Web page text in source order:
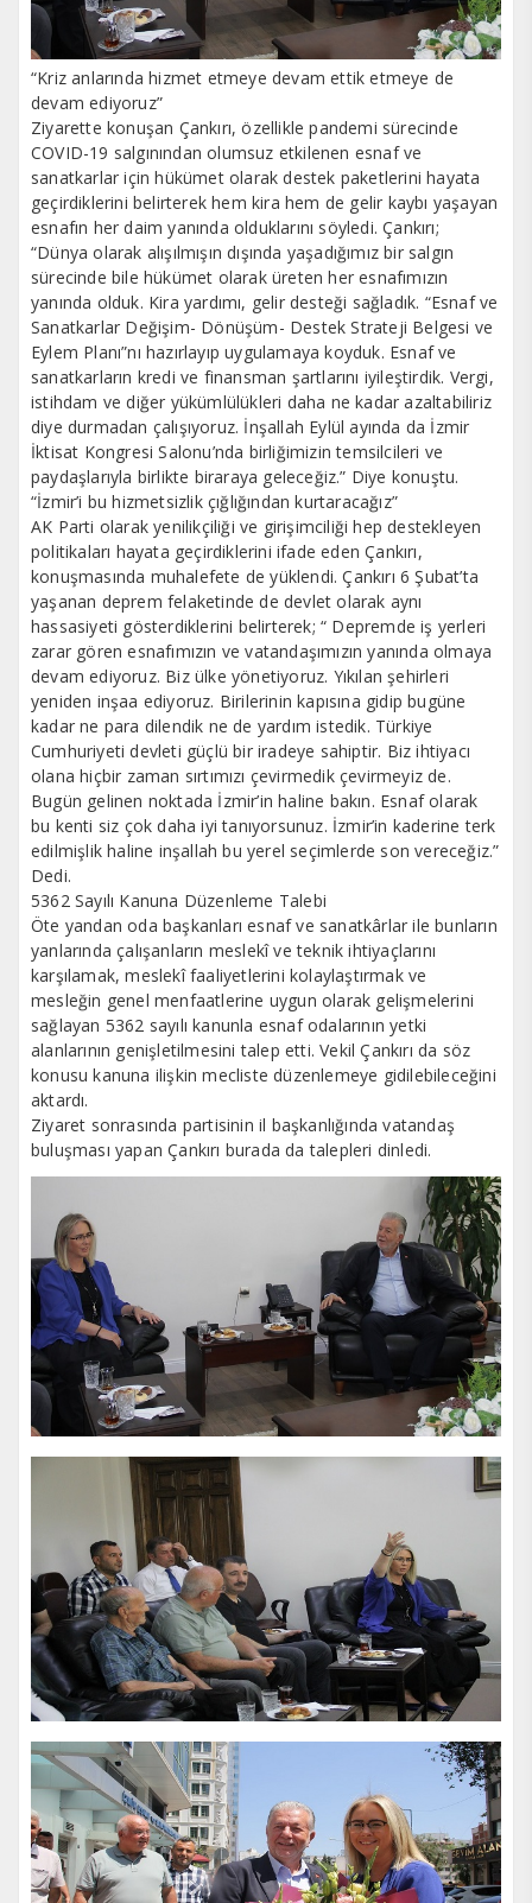
“Kriz anlarında hizmet etmeye devam ettik etmeye de
devam ediyoruz”
Ziyarette konuşan Çankırı, özellikle pandemi sürecinde
COVID-19 salgınından olumsuz etkilenen esnaf ve
sanatkarlar için hükümet olarak destek paketlerini hayata
geçirdiklerini belirterek hem kira hem de gelir kaybı yaşayan
esnafın her daim yanında olduklarını söyledi. Çankırı;
“Dünya olarak alışılmışın dışında yaşadığımız bir salgın
sürecinde bile hükümet olarak üreten her esnafımızın
yanında olduk. Kira yardımı, gelir desteği sağladık. “Esnaf ve
Sanatkarlar Değişim- Dönüşüm- Destek Strateji Belgesi ve
Eylem Planı”nı hazırlayıp uygulamaya koyduk. Esnaf ve
sanatkarların kredi ve finansman şartlarını iyileştirdik. Vergi,
istihdam ve diğer yükümlülükleri daha ne kadar azaltabiliriz
diye durmadan çalışıyoruz. İnşallah Eylül ayında da İzmir
İktisat Kongresi Salonu’nda birliğimizin temsilcileri ve
paydaşlarıyla birlikte biraraya geleceğiz.” Diye konuştu.
“İzmir’i bu hizmetsizlik çığlığından kurtaracağız”
AK Parti olarak yenilikçiliği ve girişimciliği hep destekleyen
politikaları hayata geçirdiklerini ifade eden Çankırı,
konuşmasında muhalefete de yüklendi. Çankırı 6 Şubat’ta
yaşanan deprem felaketinde de devlet olarak aynı
hassasiyeti gösterdiklerini belirterek; “ Depremde iş yerleri
zarar gören esnafımızın ve vatandaşımızın yanında olmaya
devam ediyoruz. Biz ülke yönetiyoruz. Yıkılan şehirleri
yeniden inşaa ediyoruz. Birilerinin kapısına gidip bugüne
kadar ne para dilendik ne de yardım istedik. Türkiye
Cumhuriyeti devleti güçlü bir iradeye sahiptir. Biz ihtiyacı
olana hiçbir zaman sırtımızı çevirmedik çevirmeyiz de.
Bugün gelinen noktada İzmir’in haline bakın. Esnaf olarak
bu kenti siz çok daha iyi tanıyorsunuz. İzmir’in kaderine terk
edilmişlik haline inşallah bu yerel seçimlerde son vereceğiz.”
Dedi.
5362 Sayılı Kanuna Düzenleme Talebi
Öte yandan oda başkanları esnaf ve sanatkârlar ile bunların
yanlarında çalışanların meslekî ve teknik ihtiyaçlarını
karşılamak, meslekî faaliyetlerini kolaylaştırmak ve
mesleğin genel menfaatlerine uygun olarak gelişmelerini
sağlayan 5362 sayılı kanunla esnaf odalarının yetki
alanlarının genişletilmesini talep etti. Vekil Çankırı da söz
konusu kanuna ilişkin mecliste düzenlemeye gidilebileceğini
aktardı.
Ziyaret sonrasında partisinin il başkanlığında vatandaş
buluşması yapan Çankırı burada da talepleri dinledi.